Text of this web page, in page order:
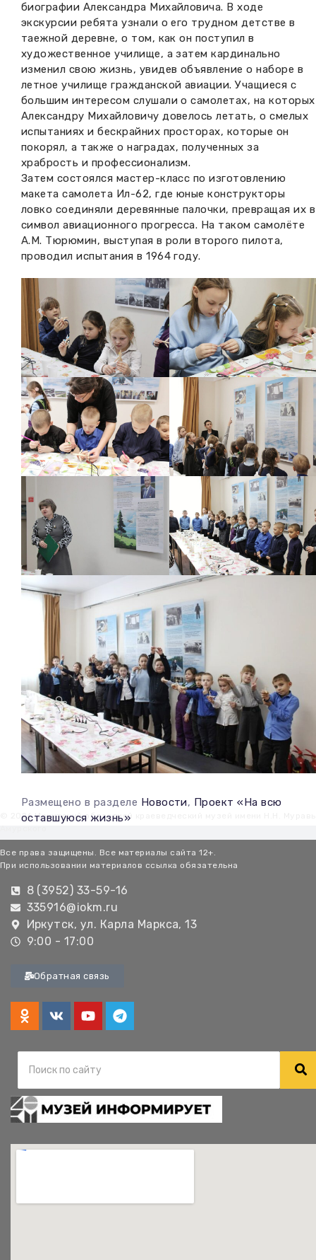
биографии Александра Михайловича. В ходе
экскурсии ребята узнали о его трудном детстве в
таежной деревне, о том, как он поступил в
художественное училище, а затем кардинально
изменил свою жизнь, увидев объявление о наборе в
летное училище гражданской авиации. Учащиеся с
большим интересом слушали о самолетах, на которых
Александру Михайловичу довелось летать, о смелых
испытаниях и бескрайних просторах, которые он
покорял, а также о наградах, полученных за
храбрость и профессионализм.
Затем состоялся мастер-класс по изготовлению
макета самолета Ил-62, где юные конструкторы
ловко соединяли деревянные палочки, превращая их в
символ авиационного прогресса. На таком самолёте
А.М. Тюрюмин, выступая в роли второго пилота,
проводил испытания в 1964 году.
Размещено в разделе Новости, Проект «На всю
оставшуюся жизнь»
© 2026 Иркутский областной краеведческий музей имени Н.Н.
Все права защищены. Все материалы сайта 12+.
При использовании материалов ссылка обязательна
8 (3952) 33-59-16
335916@iokm.ru
Иркутск, ул. Карла Маркса, 13
9:00 - 17:00
Обратная связь